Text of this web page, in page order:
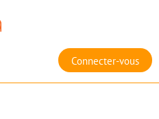
Connecter-vous